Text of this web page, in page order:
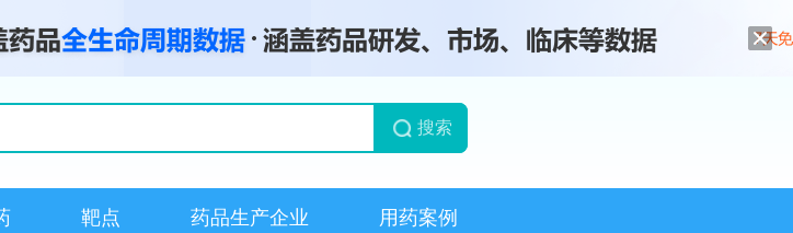
搜索
靶点 药品生产企业 用药案例